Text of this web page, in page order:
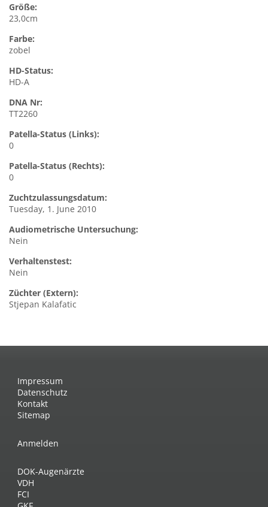
Größe:
23,0cm
Farbe:
zobel
HD-Status:
HD-A
DNA Nr:
TT2260
Patella-Status (Links):
0
Patella-Status (Rechts):
0
Zuchtzulassungsdatum:
Tuesday, 1. June 2010
Audiometrische Untersuchung:
Nein
Verhaltenstest:
Nein
Züchter (Extern):
Stjepan Kalafatic
Impressum
Datenschutz
Kontakt
Sitemap
Anmelden
DOK-Augenärzte
VDH
FCI